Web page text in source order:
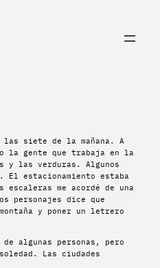
las siete de la mañana. A
la gente que trabaja en la
y las verduras. Algunos
El estacionamiento estaba
me acordé de una
personajes dice que
y poner un letrero
algunas personas, pero
Las ciudades